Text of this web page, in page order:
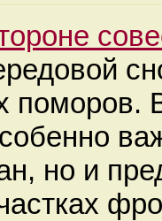
поморов.
но и